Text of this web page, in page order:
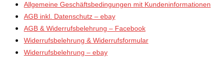
Allgemeine Geschäftsbedingungen mit Kundeninformationen
AGB inkl. Datenschutz – ebay
AGB & Widerrufsbelehrung – Facebook
Widerrufsbelehrung & Widerrufsformular
Widerrufsbelehrung – ebay